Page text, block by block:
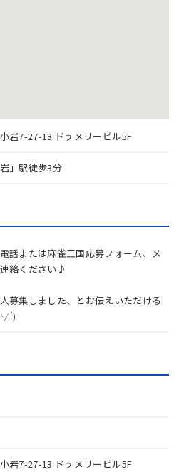
岩7-27-13 ドゥメリービル5F
」駅徒歩3分
話または麻雀王国応募フォーム、メ
絡ください♪
募集しました、とお伝えいただける
岩7-27-13 ドゥメリービル5F